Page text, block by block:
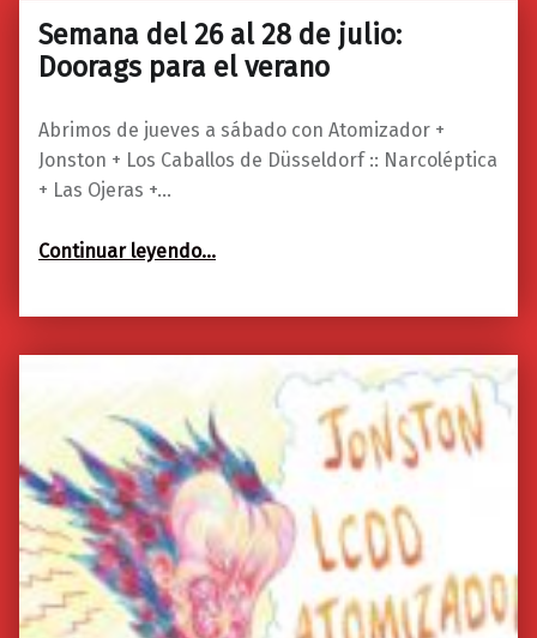
Semana del 26 al 28 de julio:
Doorags para el verano
Abrimos de jueves a sábado con Atomizador +
Jonston + Los Caballos de Düsseldorf :: Narcoléptica
+ Las Ojeras +…
Continuar leyendo“Semana del 26 al 28 de julio: Doorags para el verano”
…
25/07/2018
0
Maravillas